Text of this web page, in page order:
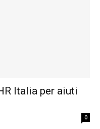
Italia per aiuti
0